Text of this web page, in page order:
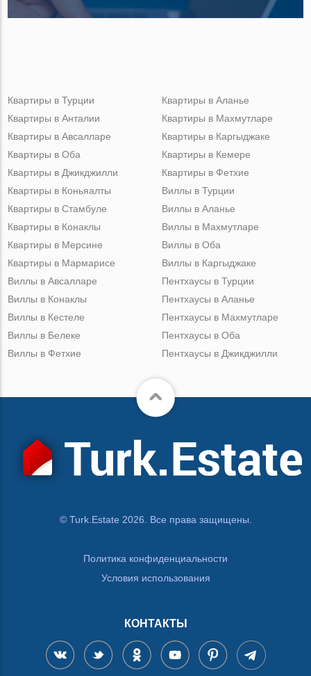
Квартиры в Турции
Квартиры в Анталии
Квартиры в Авсалларе
Квартиры в Оба
Квартиры в Джикджилли
Квартиры в Аланье
Квартиры в Махмутларе
Квартиры в Каргыджаке
Квартиры в Кемере
Квартиры в Фетхие
Квартиры в Коньяалты
Квартиры в Стамбуле
Квартиры в Конаклы
Квартиры в Мерсине
Квартиры в Мармарисе
Виллы в Турции
Виллы в Аланье
Виллы в Махмутларе
Виллы в Оба
Виллы в Каргыджаке
Виллы в Авсалларе
Виллы в Конаклы
Виллы в Кестеле
Виллы в Белеке
Виллы в Фетхие
Пентхаусы в Турции
Пентхаусы в Аланье
Пентхаусы в Махмутларе
Пентхаусы в Оба
Пентхаусы в Джикджилли
© Turk.Estate 2026. Все права защищены.
Политика конфиденциальности
Условия использования
КОНТАКТЫ